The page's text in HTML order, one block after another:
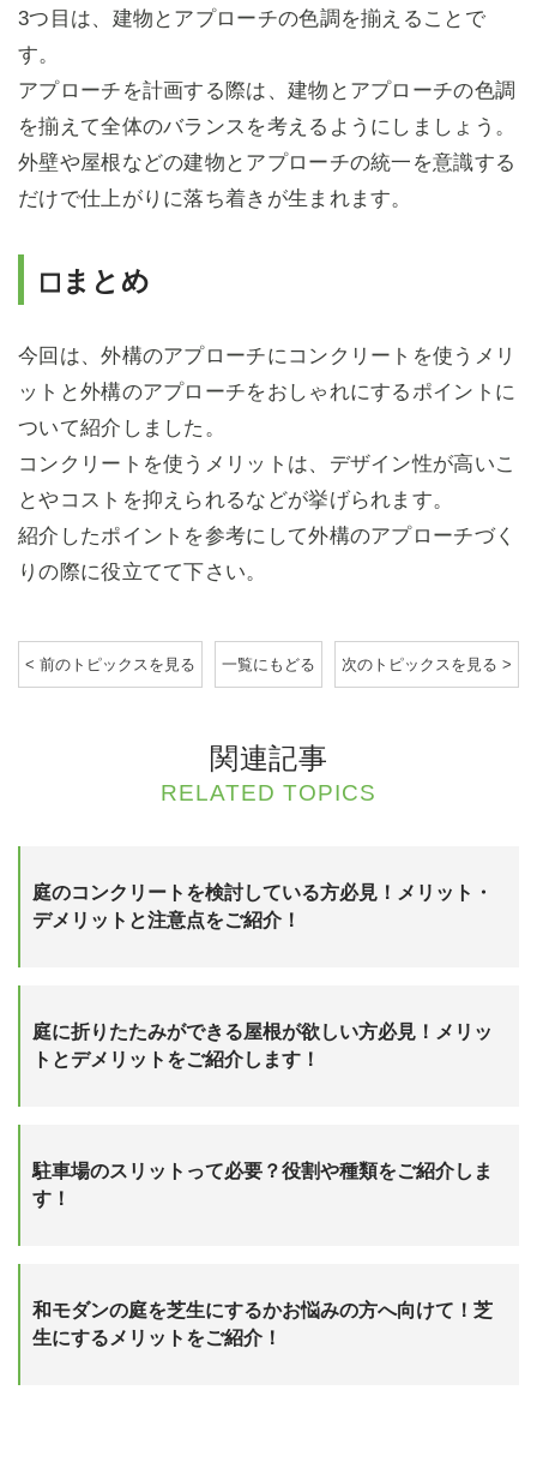
3つ目は、建物とアプローチの色調を揃えることで
す。
アプローチを計画する際は、建物とアプローチの色調
を揃えて全体のバランスを考えるようにしましょう。
外壁や屋根などの建物とアプローチの統一を意識する
だけで仕上がりに落ち着きが生まれます。
◻まとめ
今回は、外構のアプローチにコンクリートを使うメリ
ットと外構のアプローチをおしゃれにするポイントに
ついて紹介しました。
コンクリートを使うメリットは、デザイン性が高いこ
とやコストを抑えられるなどが挙げられます。
紹介したポイントを参考にして外構のアプローチづく
りの際に役立てて下さい。
< 前のトピックスを見る 一覧にもどる 次のトピックスを見る >
関連記事
RELATED TOPICS
庭のコンクリートを検討している方必見！メリット・
デメリットと注意点をご紹介！
庭に折りたたみができる屋根が欲しい方必見！メリッ
トとデメリットをご紹介します！
駐車場のスリットって必要？役割や種類をご紹介しま
す！
和モダンの庭を芝生にするかお悩みの方へ向けて！芝
生にするメリットをご紹介！